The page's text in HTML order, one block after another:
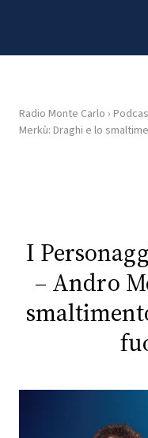
HOME
RADIO
PLAYLIST
FOTO
CONCORSI
Radio Monte Carlo ›
Merkù: Draghi e lo
I
– Andro